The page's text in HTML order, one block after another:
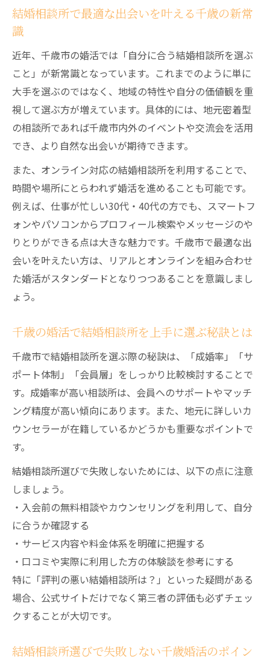
結婚相手に向かない3Cも知り失敗しない相談所
結婚相談所で知るべき結婚相手に向かない
3Cの特徴
結婚相談所選びで3Cを見極め失敗しない婚
活法
結婚相談所活用で3Cを回避し理想の相手と
出会う
婚活で重要な3Cの見分け方と結婚相談所の
役割
結婚相談所選びで3Cを意識したパートナー
探し
成功率を高める結婚相談所の選び方と最新婚活
事情
成功率を上げる結婚相談所の選び方と婚活
最新の婚活事情に強い結婚相談所選びのポ
結婚相談所で婚活を成功させるための具体
的戦略
結婚相談所の成婚実績が示す婚活成功のヒ
ント
結婚相談所で最適な出会いを叶える千歳の新常
識
近年、千歳市の婚活では「自分に合う結婚相談所を選ぶ
こと」が新常識となっています。これまでのように単に
大手を選ぶのではなく、地域の特性や自分の価値観を重
視して選ぶ方が増えています。具体的には、地元密着型
の相談所であれば千歳市内外のイベントや交流会を活用
でき、より自然な出会いが期待できます。
また、オンライン対応の結婚相談所を利用することで、
時間や場所にとらわれず婚活を進めることも可能です。
例えば、仕事が忙しい30代・40代の方でも、スマートフ
ォンやパソコンからプロフィール検索やメッセージのや
りとりができる点は大きな魅力です。千歳市で最適な出
会いを叶えたい方は、リアルとオンラインを組み合わせ
た婚活がスタンダードとなりつつあることを意識しまし
ょう。
千歳の婚活で結婚相談所を上手に選ぶ秘訣とは
千歳市で結婚相談所を選ぶ際の秘訣は、「成婚率」「サ
ポート体制」「会員層」をしっかり比較検討することで
す。成婚率が高い相談所は、会員へのサポートやマッチ
ング精度が高い傾向にあります。また、地元に詳しいカ
ウンセラーが在籍しているかどうかも重要なポイントで
す。
結婚相談所選びで失敗しないためには、以下の点に注意
しましょう。
・入会前の無料相談やカウンセリングを利用して、自分
に合うか確認する
・サービス内容や料金体系を明確に把握する
・口コミや実際に利用した方の体験談を参考にする
特に「評判の悪い結婚相談所は？」といった疑問がある
場合、公式サイトだけでなく第三者の評価も必ずチェッ
クすることが大切です。
結婚相談所選びで失敗しない千歳婚活のポイン